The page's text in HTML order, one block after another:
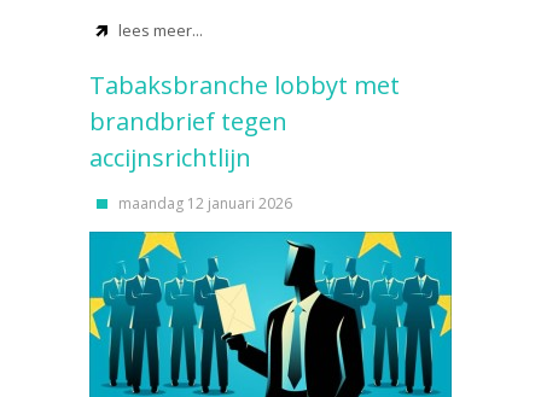
lees meer...
Tabaksbranche lobbyt met
brandbrief tegen
accijnsrichtlijn
maandag 12 januari 2026